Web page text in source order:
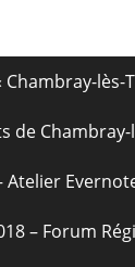
Chambray-lès-
de
Atelier
– Forum